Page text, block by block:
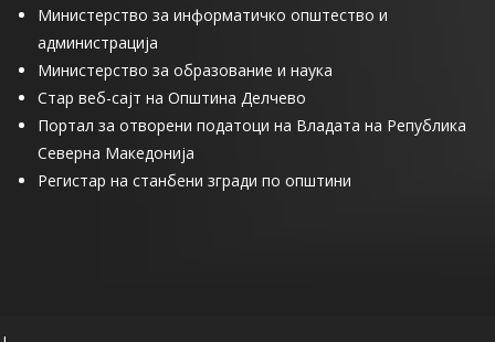
Министерство за информатичко општество и
администрација
Министерство за образование и наука
Стар веб-сајт на Општина Делчево
Портал за отворени податоци на Владата на Република
Северна Македонија
Регистар на станбени згради по општини